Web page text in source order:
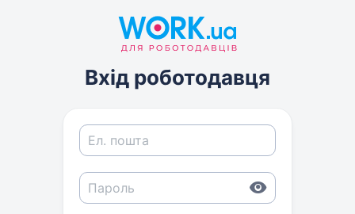
Вхід роботодавця